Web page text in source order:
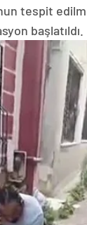
tespit
başlatıldı.